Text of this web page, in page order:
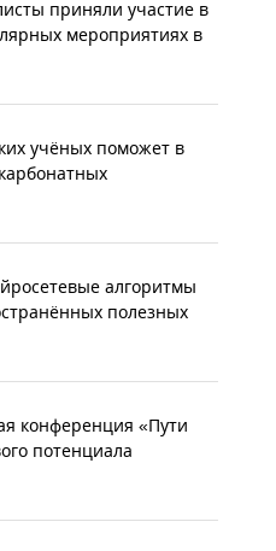
приняли участие в
мероприятиях в
учёных поможет в
алгоритмы
полезных
конференция «Пути
потенциала